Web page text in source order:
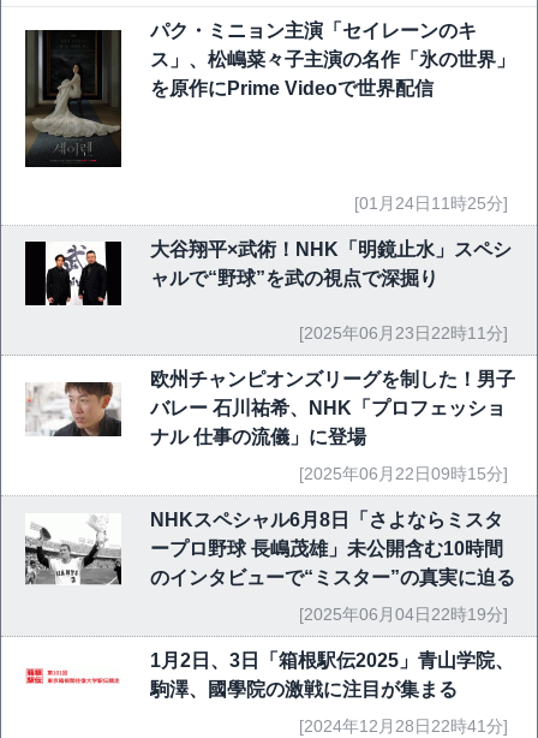
パク・ミニョン主演「セイレーンのキ
ス」、松嶋菜々子主演の名作「氷の世界」
を原作にPrime Videoで世界配信
[01月24日11時25分]
大谷翔平×武術！NHK「明鏡止水」スペシ
ャルで“野球”を武の視点で深掘り
[2025年06月23日22時11分]
欧州チャンピオンズリーグを制した！男子
バレー 石川祐希、NHK「プロフェッショ
ナル 仕事の流儀」に登場
[2025年06月22日09時15分]
NHKスペシャル6月8日「さよならミスタ
ープロ野球 長嶋茂雄」未公開含む10時間
のインタビューで“ミスター”の真実に迫る
[2025年06月04日22時19分]
1月2日、3日「箱根駅伝2025」青山学院、
駒澤、國學院の激戦に注目が集まる
[2024年12月28日22時41分]